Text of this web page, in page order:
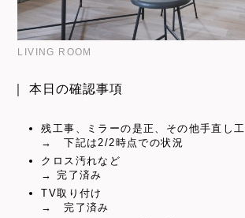
LIVING ROOM
｜ 本日の確認事項
残工事、ミラーの是正、その他手直し
→ 下記は2/2時点での状況
クロス汚れなど
→ 完了済み
TV取り付け
→ 完了済み